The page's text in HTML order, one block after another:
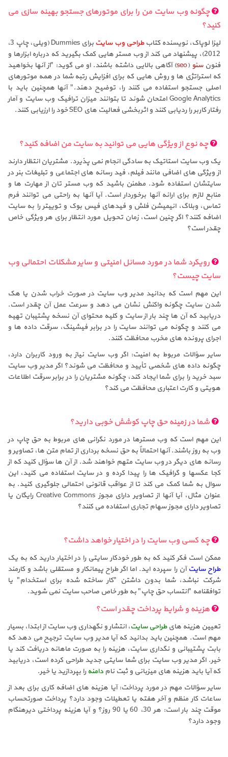
چگونه وب سایت من را برای موتورهای جستجو بهینه سازی می
کنید؟
لیزا لوپاک، نویسنده کتابطراحی وب سایت
برای Dummies (ویلی، چاپ 3،
2012)، پیشنهاد می کند از وب مستر هایی کمک بگیرید که درباره ابزارها و
فنونسئو (
seo) آگاهی بالایی داشته باشند. او می گوید: "از آنها بخواهید
که استراتژی ها و روش هایی که برای افزایش رتبه شما در همه موتورهای
اصلی جستجو استفاده می کنند را، توضیح دهند." آنها همچنین باید با
Google Analytics امتحان شوند تا بتوانند میزان ترافیک وب سایت و آمار
رفتار کاربر را ردیابی کنند و اثربخشی فعالیت های SEO خود را ارزیابی کنند.
چه نوع از ویژگی هایی می توانید به سایت من اضافه کنید؟
یک وب سایت استاتیک به سادگی انجام نمی پذیرد. مشتریان انتظار دارند
از ویژگی های اضافی مانند فیلم، فید رسانه های اجتماعی و تبلیغات بنر در
سایتشان استفاده شود. مطمئن باشید که وب مستر تان از مهارت ها و
منابع لازم برای ارائه آنها برخوردار است. آیا آنها به راحتی می توانند فرم
تماس، وبلاگ، انیمیشن فلش و فیدهای فیس بوک و توییتر را به سایت
اضافه کنند؟ اگر چنین است، زمان تحویل مورد انتظار برای هر ویژگی خاص
چقدر است؟
رویکرد شما در مورد مسائل امنیتی و سایر مشکلات احتمالی وب
سایت چیست؟
این مهم است که بدانید مدیر وب سایت در صورت خراب شدن یا هک
شدن سایت چگونه واکنش نشان می دهد و سرعت عمل آن چقدر است.
دریابید که آن ها چند بار از سایت و کلیه محتوای آن نسخه پشتیبان تهیه
می کنند و چگونه می توانند سایت را در برابر فیشینگ، سرقت داده ها و
اجرای پرونده های مخرب محافظت کنند.
سایر سؤالات مربوط به امنیت: اگر وب سایت نیاز به ورود کاربران دارد،
چگونه داده های شخصی تأیید و محافظت می شوند؟ اگر مدیر وب سایت
سبد خرید را برای شما ایجاد کند، چگونه مشتریان را در برابر سرقت اطلاعات
هویتی و کارت اعتباری محافظت می کند؟
شما در زمینه حق چاپ کوشش خوبی دارید؟
این مهم است که وب مسترها در مورد نگرانی های مربوط به حق چاپ در
وب به روز باشند. آنها احتمالاً به حق نسخه برداری از تمام متن ها، تصاویر و
رسانه های دیگر در وب سایت متهم خواهند شد. از آن ها سؤال کنید که از
کجا عکسها و گرافیک ها را پیدا کرده و در سایت استفاده می کنید، این
سوال به شما کمک می کند تا از عواقب قانونی احتمالی جلوگیری کنید. به
عنوان مثال، آیا آنها از تصاویر دارای مجوز Creative Commons رایگان یا
تصاویر دارای مجوز سهام تجاری استفاده می کنند؟
چه کسی وب سایت را در اختیار خواهد داشت؟
ممکن است فکر کنید که به طور خودکار سایتی را در اختیار دارید که به یک
طراح سایتآن را سپرده اید. اما اگر طراح پیمانکار و مستقلی باشد و کارمند
شرکت نباشد، شما بدون داشتن "کار ساخته شده برای استخدام" یا
توافقنامه "انتساب حق چاپ" به طور خاص صاحب سایت نمی شوید.
هزینه و شرایط پرداخت چقدر است؟
تعیین هزینه هایطراحی سایت، انتشار و نگهداری وب سایت از ابتدا، بسیار
مهم است. همچنین باید بدانید که آیا مدیر وب سایت ترجیح می دهد که
بابت پشتیبانی و نگداری سایت، هزینه را به صورت ماهانه دریافت کند یا
خیر. اگر مدیر وب سایت برای شما سایتی جدید طراحی کرده است، دریابید
که آیا باید هزینه های میزبانی و ثبت نام دامنهرا بپردازید یا خیر.
سایر سؤالات مهم در مورد پرداخت: آیا هزینه های اضافه کاری برای بعد از
ساعات کار منظم و آخر هفته یا تعطیلات وجود دارد؟ پرداخت صورتحساب
موقت چند بار است: هر 30، 60 یا 90 روز؟ و آیا هزینه پرداختی دیرهنگام
وجود دارد؟